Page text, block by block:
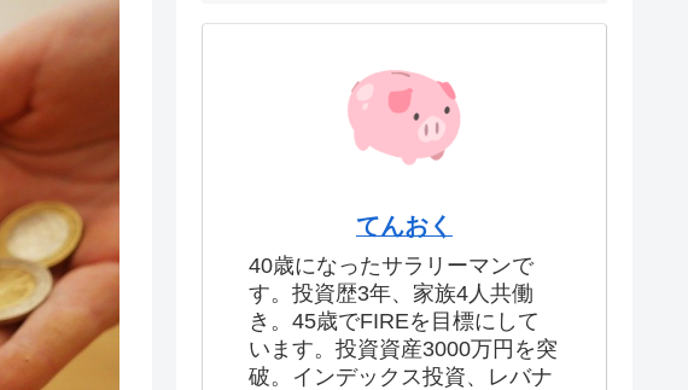
てんおく
40歳になったサラリーマンで
す。投資歴3年、家族4人共働
き。45歳でFIREを目標にして
います。投資資産3000万円を突
破。インデックス投資、レバナ